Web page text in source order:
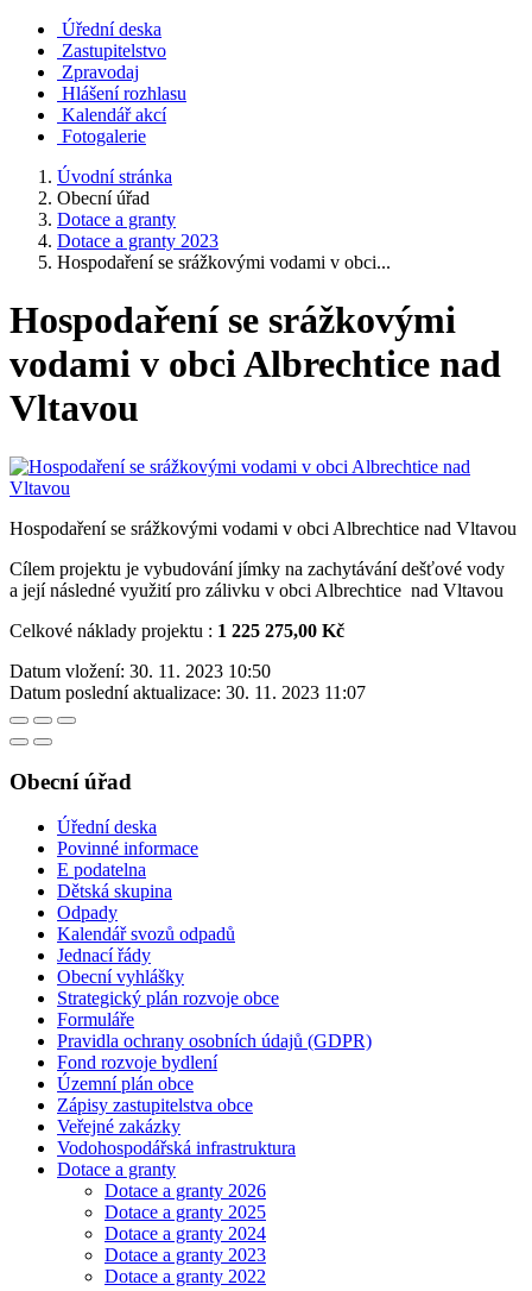
Úřední deska
Zastupitelstvo
Zpravodaj
Hlášení rozhlasu
Kalendář akcí
Fotogalerie
Úvodní stránka
Obecní úřad
Dotace a granty
Dotace a granty 2023
Hospodaření se srážkovými vodami v obci...
Hospodaření se srážkovými
vodami v obci Albrechtice nad
Vltavou
Hospodaření se srážkovými vodami v obci Albrechtice nad Vltavou
Cílem projektu je vybudování jímky na zachytávání dešťové vody
a její následné využití pro zálivku v obci Albrechtice nad Vltavou
Celkové náklady projektu : 1 225 275,00 Kč
Datum vložení: 30. 11. 2023 10:50
Datum poslední aktualizace: 30. 11. 2023 11:07
Obecní úřad
Úřední deska
Povinné informace
E podatelna
Dětská skupina
Odpady
Kalendář svozů odpadů
Jednací řády
Obecní vyhlášky
Strategický plán rozvoje obce
Formuláře
Pravidla ochrany osobních údajů (GDPR)
Fond rozvoje bydlení
Územní plán obce
Zápisy zastupitelstva obce
Veřejné zakázky
Vodohospodářská infrastruktura
Dotace a granty
Dotace a granty 2026
Dotace a granty 2025
Dotace a granty 2024
Dotace a granty 2023
Dotace a granty 2022